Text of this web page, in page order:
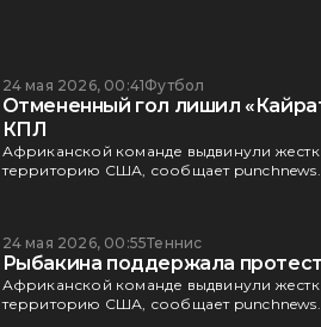
24 мая 2026, 00:41Футбол
Отмененный гол лишил
КПЛ
Африканской команде выдвинули
территорию США, сообщает
24 мая 2026, 00:55Теннис
Рыбакина поддержала
Африканской команде выдвинули
территорию США, сообщает